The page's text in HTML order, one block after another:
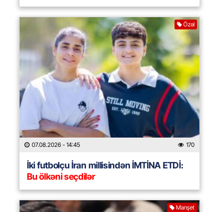
Özəl
07.08.2026 - 14:45 170
İki futbolçu İran millisindən İMTİNA ETDİ:
Bu ölkəni seçdilər
Manşet